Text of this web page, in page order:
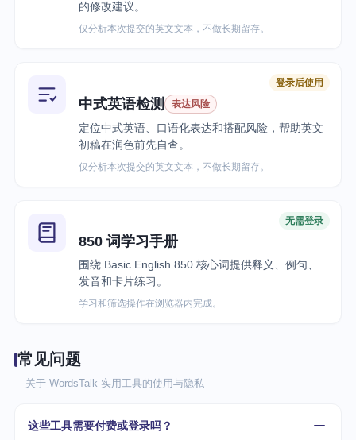
的修改建议。
仅分析本次提交的英文文本，不做长期留存。
登录后使用
中式英语检测 表达风险
定位中式英语、口语化表达和搭配风险，帮助英文
初稿在润色前先自查。
仅分析本次提交的英文文本，不做长期留存。
无需登录
850 词学习手册
围绕 Basic English 850 核心词提供释义、例句、
发音和卡片练习。
学习和筛选操作在浏览器内完成。
常见问题
关于 WordsTalk 实用工具的使用与隐私
这些工具需要付费或登录吗？